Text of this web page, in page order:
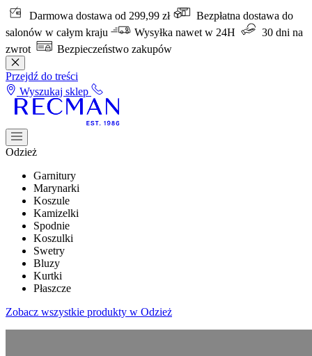
Darmowa dostawa od 299,99 zł
Bezpłatna dostawa do
salonów w całym kraju
Wysyłka nawet w 24H
30 dni na
zwrot
Bezpieczeństwo zakupów
Przejdź do treści
Wyszukaj sklep
Odzież
Garnitury
Marynarki
Koszule
Kamizelki
Spodnie
Koszulki
Swetry
Bluzy
Kurtki
Płaszcze
Zobacz wszystkie produkty w Odzież